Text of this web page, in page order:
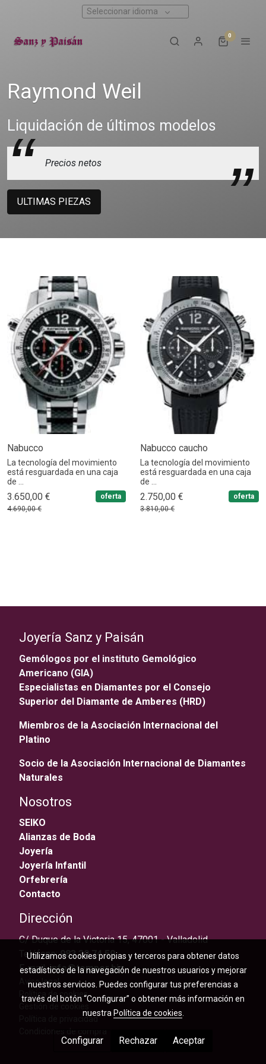
Seleccionar idioma
0
Raymond Weil
Liquidación de últimos modelos
Precios netos
ULTIMAS PIEZAS
Nabucco
La tecnología del movimiento
está resguardada en una caja
de ...
3.650,00 €
4.690,00 €
oferta
Nabucco caucho
La tecnología del movimiento
está resguardada en una caja
de ...
2.750,00 €
3.810,00 €
oferta
Joyería Sanz y Paisán
Gemólogos por el instituto Gemológico
Americano (GIA)
Especialistas en Diamantes por el Consejo
Superior del Diamante de Amberes (HRD)
Miembros de la Asociación Internacional del
Platino
Socio de la Asociación Internacional de Diamantes
Naturales
Nosotros
SEIKO
Alianzas de Boda
Joyería
Joyería Infantil
Orfebrería
Contacto
Dirección
C/ Duque de la Victoria 15, 47001 - Valladolid
Teléfono:983 30 74 59
E-mail:info@temper.biz
Aviso legal
Política de cookies
Política de privacidad
Utilizamos cookies propias y terceros para obtener datos
estadísticos de la navegación de nuestros usuarios y mejorar
nuestros servicios. Puedes configurar tus preferencias a
través del botón “Configurar” o obtener más información en
nuestra Política de cookies
Configurar Rechazar Aceptar